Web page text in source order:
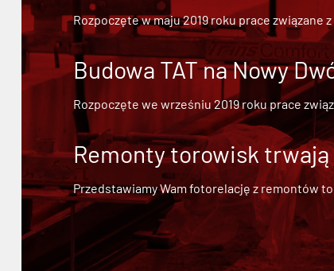
Rozpoczęte w maju 2019 roku prace związane
Budowa TAT na Nowy
Rozpoczęte we wrześniu 2019 roku prace
Remonty torowisk trwają
Przedstawiamy Wam fotorelację z remontów